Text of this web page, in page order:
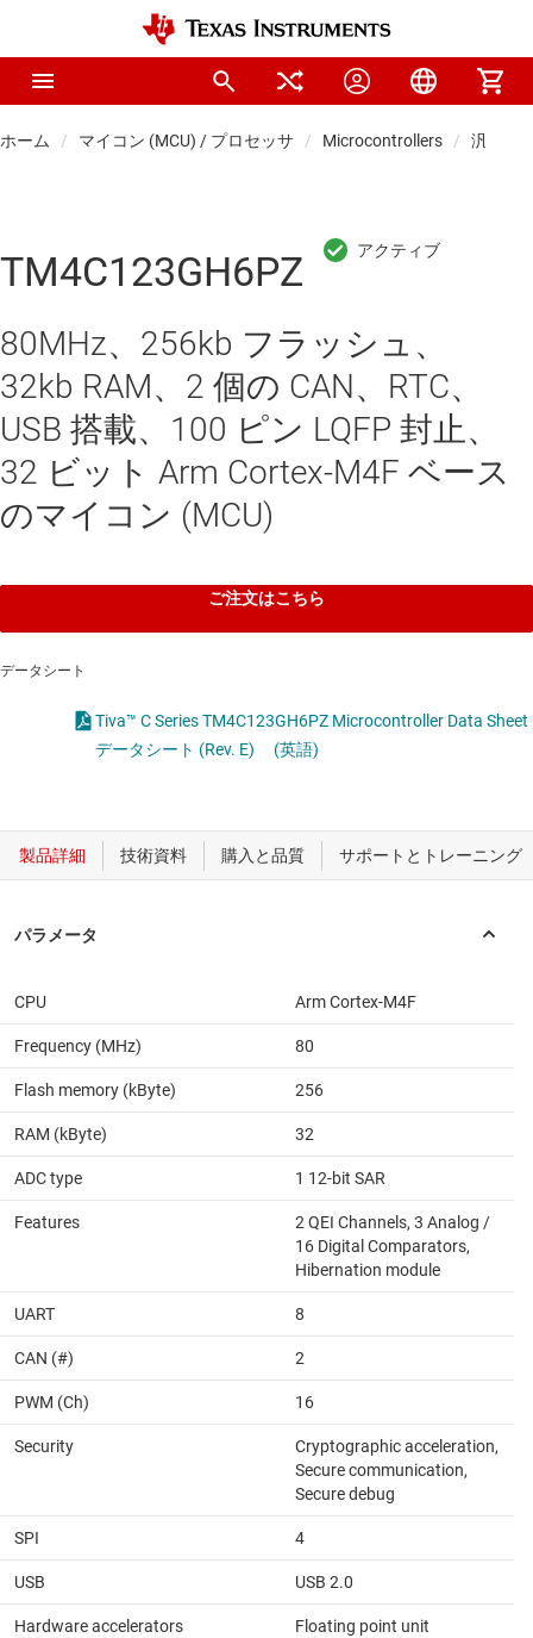
ホーム マイコン (MCU) / プロセッサ Microcontrollers 汎用マ
TM4C123GH6PZ
80MHz、256kb フラッシュ、
32kb RAM、2 個の CAN、RTC、
USB 搭載、100 ピン LQFP 封止、
32 ビット Arm Cortex-M4F ベース
のマイコン (MCU)
ご注文はこちら
データシート
Tiva™ C Series TM4C123GH6PZ Microcontroller Data Sheet
データシート (Rev. E)
(英語)
CPU Arm Cortex-M4F
Frequency (MHz) 80
Flash memory (kByte) 256
RAM (kByte) 32
ADC type 1 12-bit SAR
Features
2 QEI Channels, 3 Analog /
16 Digital Comparators,
Hibernation module
UART 8
CAN (#) 2
PWM (Ch) 16
Security
Cryptographic acceleration,
Secure communication,
Secure debug
SPI 4
USB USB 2.0
Hardware accelerators Floating point unit